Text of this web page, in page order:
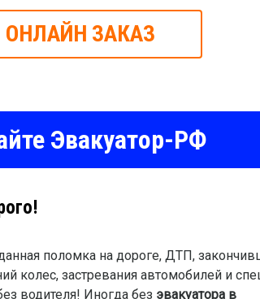
ОНЛАЙН ЗАКАЗ
Эвакуатор-РФ
поломка на дороге, ДТП,
колес, застревания автомобилей и
водителя! Иногда без эвакуатора в